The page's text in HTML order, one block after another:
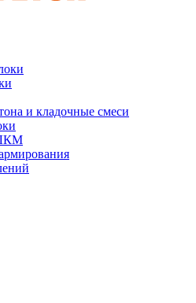
и кладочные смеси